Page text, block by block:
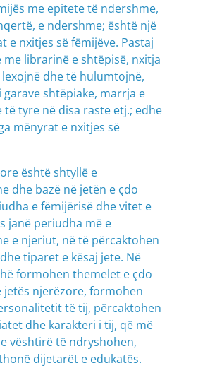
me epitete të ndershme,
e ndershme; është një
e nxitjes së fëmijëve. Pastaj
me librarinë e shtëpisë, nxitja
dhe të hulumtojnë,
shtëpiake, marrja e
të tyre në disa raste etj.; edhe
mënyrat e nxitjes së
është shtyllë e
dhe bazë në jetën e çdo
e fëmijërisë dhe vitet e
janë periudha më e
e njeriut, në të përcaktohen
tiparet e kësaj jete. Në
formohen themelet e çdo
jetës njerëzore, formohen
të tij, përcaktohen
dhe karakteri i tij, që më
vështirë të ndryshohen,
dijetarët e edukatës.